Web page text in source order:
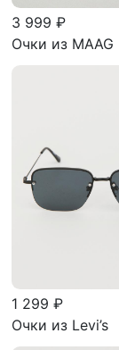
3 999 ₽
Очки из MAAG
1 299 ₽
Очки из Levi’s